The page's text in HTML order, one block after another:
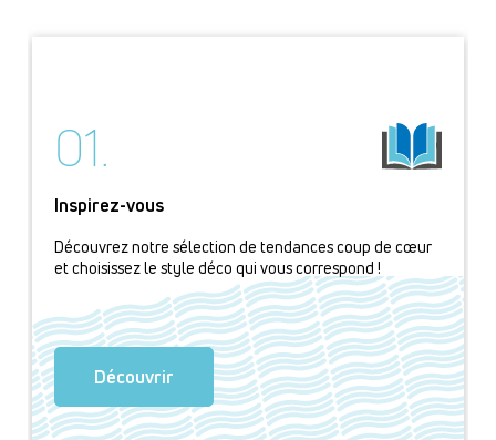
01.
Inspirez-vous
Découvrez notre sélection de tendances coup de cœur
et choisissez le style déco qui vous correspond !
Découvrir